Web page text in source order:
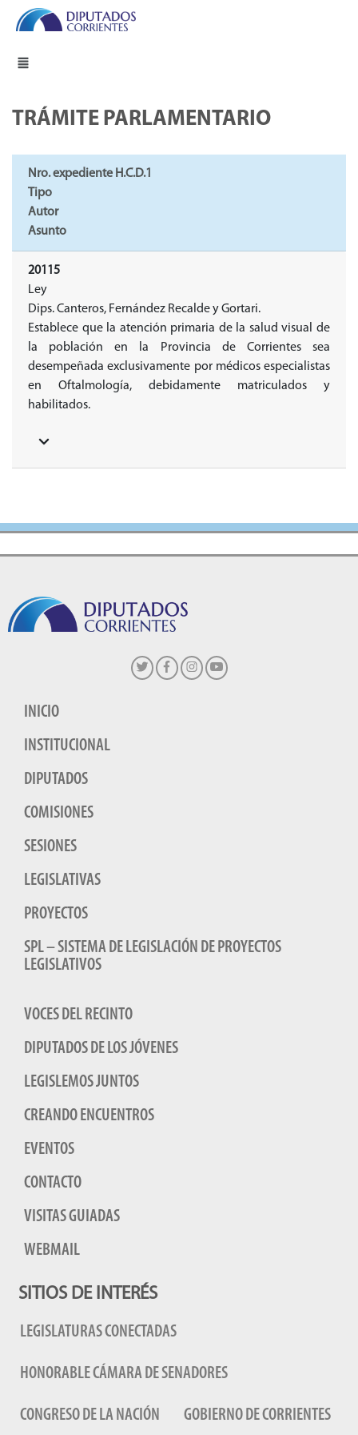
TRÁMITE PARLAMENTARIO
Nro. expediente H.C.D.1
Tipo
Autor
Asunto
20115
Ley
Dips. Canteros, Fernández Recalde y Gortari.
Establece que la atención primaria de la salud visual de
la población en la Provincia de Corrientes sea
desempeñada exclusivamente por médicos especialistas
en Oftalmología, debidamente matriculados y
habilitados.
INICIO
INSTITUCIONAL
DIPUTADOS
COMISIONES
SESIONES
LEGISLATIVAS
PROYECTOS
SPL – SISTEMA DE LEGISLACIÓN DE PROYECTOS
LEGISLATIVOS
VOCES DEL RECINTO
DIPUTADOS DE LOS JÓVENES
LEGISLEMOS JUNTOS
CREANDO ENCUENTROS
EVENTOS
CONTACTO
VISITAS GUIADAS
WEBMAIL
SITIOS DE INTERÉS
LEGISLATURAS CONECTADAS
HONORABLE CÁMARA DE SENADORES
CONGRESO DE LA NACIÓN GOBIERNO DE CORRIENTES